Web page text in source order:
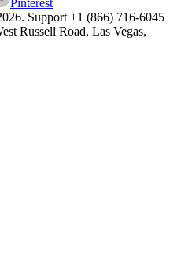
Pinterest
. Support +1 (866) 716-6045
Russell Road, Las Vegas,